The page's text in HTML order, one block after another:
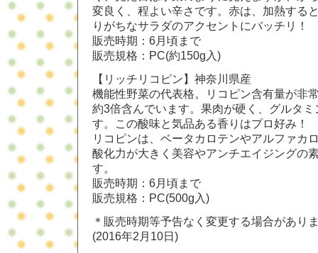
変良く、程よい辛さです。赤は、加熱する
りがちなサラダのアクセントにバッチリ！
販売時期：6月頃まで
販売規格：PC(約150g入)
【リッチリコピン】神奈川県産
機能性野菜の代表格。リコピン含有量が非
約3倍含んでいます。果肉が硬く、グルタ
す。この酸味と気品ある香りはプロ好み！
リコピンは、ベータカロテンやアルファカ
酸化力が大きく美容やアンチエイジングの
す。
販売時期：6月頃まで
販売規格：PC(500g入)
＊販売時期等予告なく変更する場合があり
(2016年2月10日)